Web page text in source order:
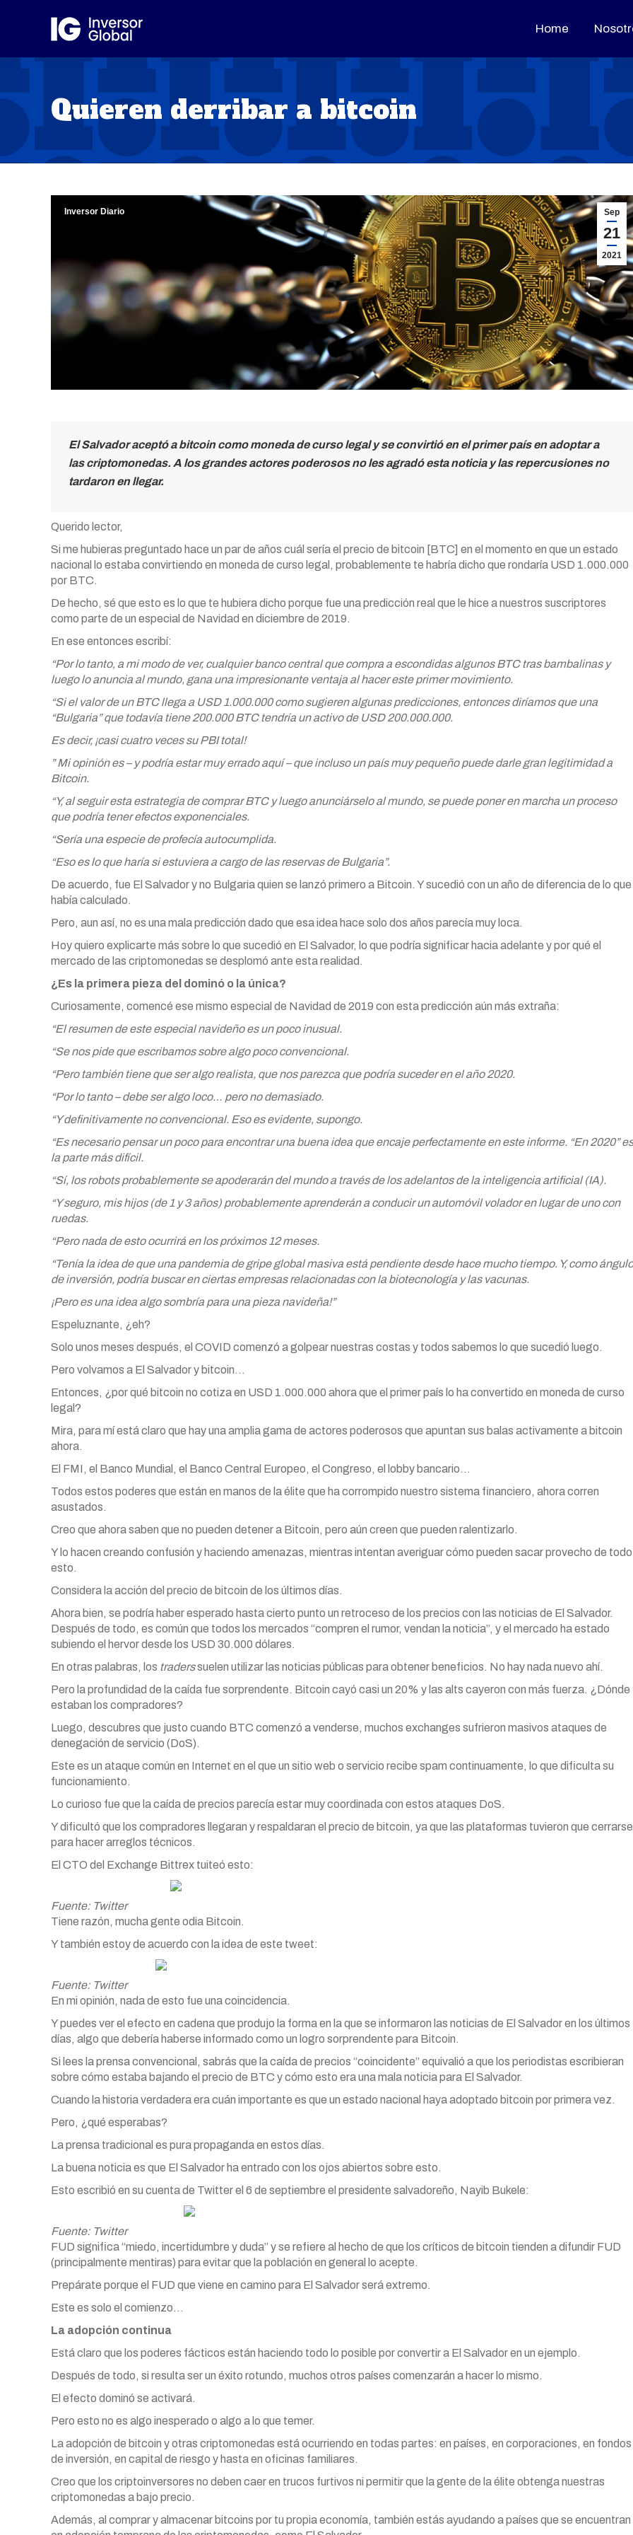
Home
Quieren derribar a bitcoin
Sep
21
2021
Inversor Diario
El Salvador aceptó a bitcoin como moneda de curso legal y se convirtió en el primer país en adoptar a
las criptomonedas. A los grandes actores poderosos no les agradó esta noticia y las repercusiones no
tardaron en llegar.
Querido lector,
Si me hubieras preguntado hace un par de años cuál sería el precio de bitcoin [BTC] en el momento en que un estado
nacional lo estaba convirtiendo en moneda de curso legal, probablemente te habría dicho que rondaría USD 1.000.000
por BTC.
De hecho, sé que esto es lo que te hubiera dicho porque fue una predicción real que le hice a nuestros suscriptores
como parte de un especial de Navidad en diciembre de 2019.
En ese entonces escribí:
“Por lo tanto, a mi modo de ver, cualquier banco central que compra a escondidas algunos BTC tras bambalinas y
luego lo anuncia al mundo, gana una impresionante ventaja al hacer este primer movimiento.
“Si el valor de un BTC llega a USD 1.000.000 como sugieren algunas predicciones, entonces diríamos que una
“Bulgaria” que todavía tiene 200.000 BTC tendría un activo de USD 200.000.000.
Es decir, ¡casi cuatro veces su PBI total!
” Mi opinión es – y podría estar muy errado aquí – que incluso un país muy pequeño puede darle gran legitimidad a
Bitcoin.
“Y, al seguir esta estrategia de comprar BTC y luego anunciárselo al mundo, se puede poner en marcha un proceso
que podría tener efectos exponenciales.
“Sería una especie de profecía autocumplida.
“Eso es lo que haría si estuviera a cargo de las reservas de Bulgaria”.
De acuerdo, fue El Salvador y no Bulgaria quien se lanzó primero a Bitcoin. Y sucedió con un año de diferencia de lo que
había calculado.
Pero, aun así, no es una mala predicción dado que esa idea hace solo dos años parecía muy loca.
Hoy quiero explicarte más sobre lo que sucedió en El Salvador, lo que podría significar hacia adelante y por qué el
mercado de las criptomonedas se desplomó ante esta realidad.
¿Es la primera pieza del dominó o la única?
Curiosamente, comencé ese mismo especial de Navidad de 2019 con esta predicción aún más extraña:
“El resumen de este especial navideño es un poco inusual.
“Se nos pide que escribamos sobre algo poco convencional.
“Pero también tiene que ser algo realista, que nos parezca que podría suceder en el año 2020.
“Por lo tanto – debe ser algo loco… pero no demasiado.
“Y definitivamente no convencional. Eso es evidente, supongo.
“Es necesario pensar un poco para encontrar una buena idea que encaje perfectamente en este informe. “En 2020” es
la parte más difícil.
“Sí, los robots probablemente se apoderarán del mundo a través de los adelantos de la inteligencia artificial (IA).
“Y seguro, mis hijos (de 1 y 3 años) probablemente aprenderán a conducir un automóvil volador en lugar de uno con
ruedas.
“Pero nada de esto ocurrirá en los próximos 12 meses.
“Tenía la idea de que una pandemia de gripe global masiva está pendiente desde hace mucho tiempo. Y, como ángulo
de inversión, podría buscar en ciertas empresas relacionadas con la biotecnología y las vacunas.
¡Pero es una idea algo sombría para una pieza navideña!”
Espeluznante, ¿eh?
Solo unos meses después, el COVID comenzó a golpear nuestras costas y todos sabemos lo que sucedió luego.
Pero volvamos a El Salvador y bitcoin…
Entonces, ¿por qué bitcoin no cotiza en USD 1.000.000 ahora que el primer país lo ha convertido en moneda de curso
legal?
Mira, para mí está claro que hay una amplia gama de actores poderosos que apuntan sus balas activamente a bitcoin
ahora.
El FMI, el Banco Mundial, el Banco Central Europeo, el Congreso, el lobby bancario…
Todos estos poderes que están en manos de la élite que ha corrompido nuestro sistema financiero, ahora corren
asustados.
Creo que ahora saben que no pueden detener a Bitcoin, pero aún creen que pueden ralentizarlo.
Y lo hacen creando confusión y haciendo amenazas, mientras intentan averiguar cómo pueden sacar provecho de todo
esto.
Considera la acción del precio de bitcoin de los últimos días.
Ahora bien, se podría haber esperado hasta cierto punto un retroceso de los precios con las noticias de El Salvador.
Después de todo, es común que todos los mercados “compren el rumor, vendan la noticia”, y el mercado ha estado
subiendo el hervor desde los USD 30.000 dólares.
En otras palabras, los traderssuelen utilizar las noticias públicas para obtener beneficios. No hay nada nuevo ahí.
Pero la profundidad de la caída fue sorprendente. Bitcoin cayó casi un 20% y las alts cayeron con más fuerza. ¿Dónde
estaban los compradores?
Luego, descubres que justo cuando BTC comenzó a venderse, muchos exchanges sufrieron masivos ataques de
denegación de servicio (DoS).
Este es un ataque común en Internet en el que un sitio web o servicio recibe spam continuamente, lo que dificulta su
funcionamiento.
Lo curioso fue que la caída de precios parecía estar muy coordinada con estos ataques DoS.
Y dificultó que los compradores llegaran y respaldaran el precio de bitcoin, ya que las plataformas tuvieron que cerrarse
para hacer arreglos técnicos.
El CTO del Exchange Bittrex tuiteó esto:
Fuente: Twitter
Tiene razón, mucha gente odia Bitcoin.
Y también estoy de acuerdo con la idea de este tweet:
Fuente: Twitter
En mi opinión, nada de esto fue una coincidencia.
Y puedes ver el efecto en cadena que produjo la forma en la que se informaron las noticias de El Salvador en los últimos
días, algo que debería haberse informado como un logro sorprendente para Bitcoin.
Si lees la prensa convencional, sabrás que la caída de precios “coincidente” equivalió a que los periodistas escribieran
sobre cómo estaba bajando el precio de BTC y cómo esto era una mala noticia para El Salvador.
Cuando la historia verdadera era cuán importante es que un estado nacional haya adoptado bitcoin por primera vez.
Pero, ¿qué esperabas?
La prensa tradicional es pura propaganda en estos días.
La buena noticia es que El Salvador ha entrado con los ojos abiertos sobre esto.
Esto escribió en su cuenta de Twitter el 6 de septiembre el presidente salvadoreño, Nayib Bukele:
Fuente: Twitter
FUD significa “miedo, incertidumbre y duda” y se refiere al hecho de que los críticos de bitcoin tienden a difundir FUD
(principalmente mentiras) para evitar que la población en general lo acepte.
Prepárate porque el FUD que viene en camino para El Salvador será extremo.
Este es solo el comienzo…
La adopción continua
Está claro que los poderes fácticos están haciendo todo lo posible por convertir a El Salvador en un ejemplo.
Después de todo, si resulta ser un éxito rotundo, muchos otros países comenzarán a hacer lo mismo.
El efecto dominó se activará.
Pero esto no es algo inesperado o algo a lo que temer.
La adopción de bitcoin y otras criptomonedas está ocurriendo en todas partes: en países, en corporaciones, en fondos
de inversión, en capital de riesgo y hasta en oficinas familiares.
Creo que los criptoinversores no deben caer en trucos furtivos ni permitir que la gente de la élite obtenga nuestras
criptomonedas a bajo precio.
Además, al comprar y almacenar bitcoins por tu propia economía, también estás ayudando a países que se encuentran
Home